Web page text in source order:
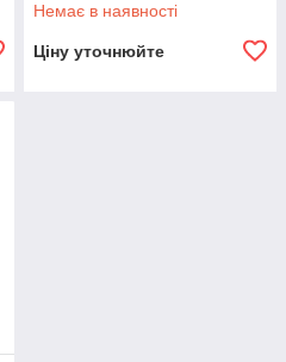
Немає в наявності
Ціну уточнюйте